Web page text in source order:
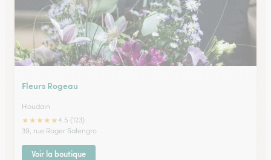
Fleurs Rogeau
Houdain
★★★★★4.5 (123)
39, rue Roger Salengro
Voir la boutique